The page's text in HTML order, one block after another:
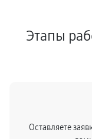
Этапы
Оставляете